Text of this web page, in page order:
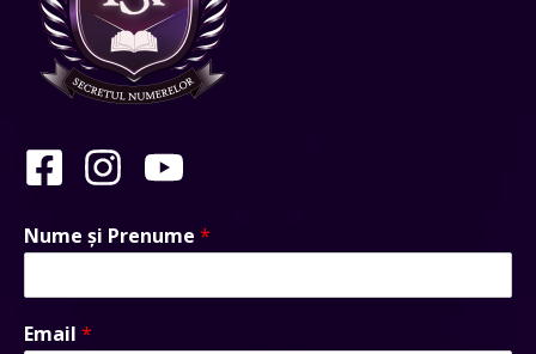
Nume și Prenume *
Email *